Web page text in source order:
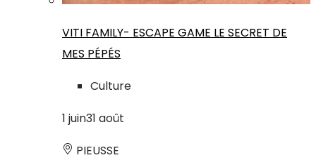
VITI FAMILY- ESCAPE GAME LE SECRET DE
MES PÉPÉS
Culture
1 juin31 août
PIEUSSE